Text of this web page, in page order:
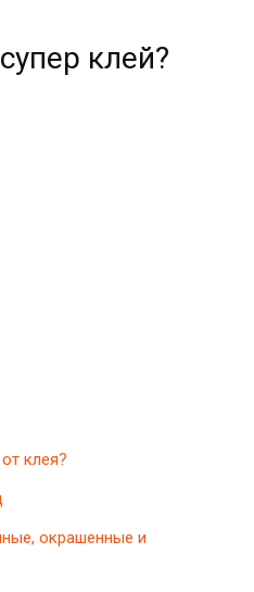
клей?
клея?
окрашенные и